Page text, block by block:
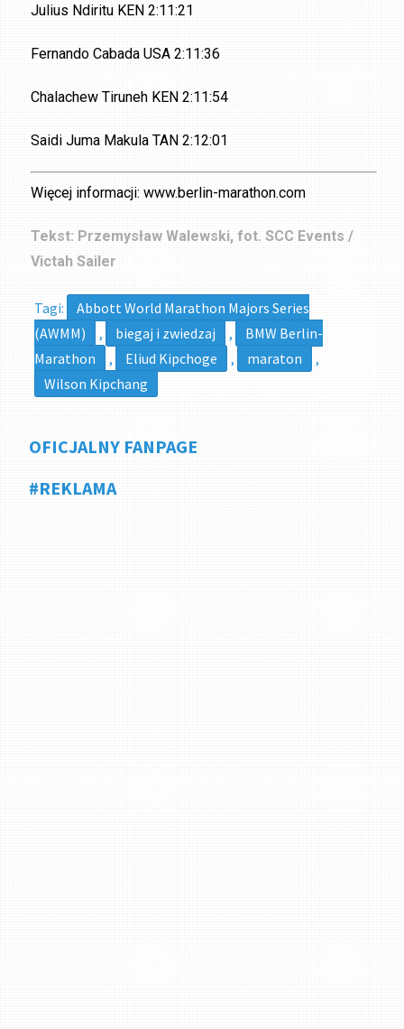
Julius Ndiritu KEN 2:11:21
Fernando Cabada USA 2:11:36
Chalachew Tiruneh KEN 2:11:54
Saidi Juma Makula TAN 2:12:01
Więcej informacji: www.berlin-marathon.com
Tekst: Przemysław Walewski, fot. SCC Events /
Victah Sailer
Tagi:
Abbott World Marathon Majors Series
(AWMM)
, biegaj i zwiedzaj ,
BMW Berlin-
Marathon
, Eliud Kipchoge , maraton
,
Wilson Kipchang
OFICJALNY FANPAGE
#REKLAMA